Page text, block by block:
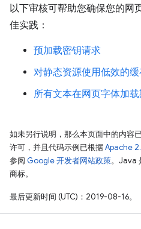
以下审核可帮助您确保您的网
佳实践：
预加载密钥请求
对静态资源使用低效的
所有文本在网页字体加
如未另行说明，那么本页面中的内容
许可，并且代码示例已根据Apache
参阅 Google 开发者网站政策。Java
商标。
最后更新时间 (UTC)：2019-08-16。